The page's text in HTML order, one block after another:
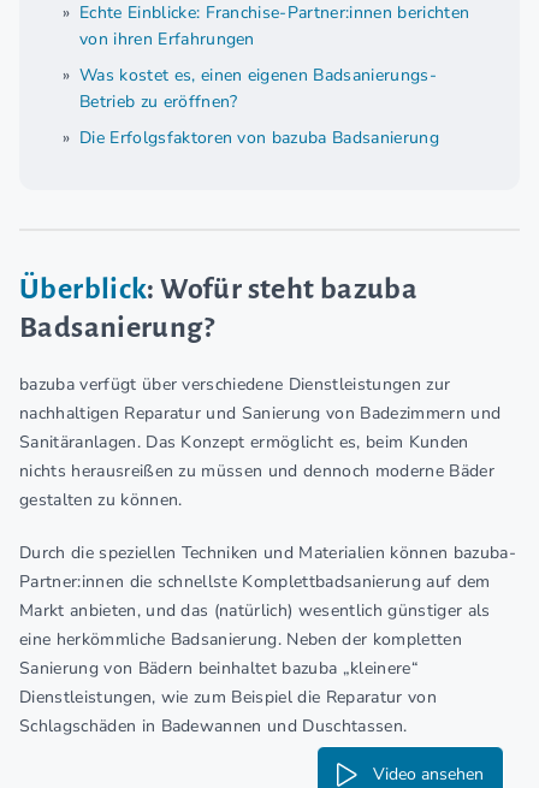
Echte Einblicke: Franchise-Partner:innen berichten
von ihren Erfahrungen
Was kostet es, einen eigenen Badsanierungs-
Betrieb zu eröffnen?
Die Erfolgsfaktoren von bazuba Badsanierung
Überblick: Wofür steht bazuba
Badsanierung?
bazuba verfügt über verschiedene Dienstleistungen zur
nachhaltigen Reparatur und Sanierung von Badezimmern und
Sanitäranlagen. Das Konzept ermöglicht es, beim Kunden
nichts herausreißen zu müssen und dennoch moderne Bäder
gestalten zu können.
Durch die speziellen Techniken und Materialien können bazuba-
Partner:innen die schnellste Komplettbadsanierung auf dem
Markt anbieten, und das (natürlich) wesentlich günstiger als
eine herkömmliche Badsanierung. Neben der kompletten
Sanierung von Bädern beinhaltet bazuba „kleinere“
Dienstleistungen, wie zum Beispiel die Reparatur von
Schlagschäden in Badewannen und Duschtassen.
Video ansehen